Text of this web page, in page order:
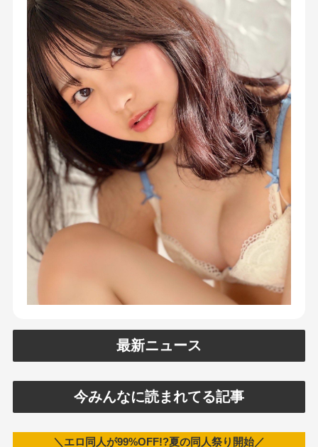
最新ニュース
今みんなに読まれてる記事
＼エロ同人が99%OFF!?夏の同人祭り開始／